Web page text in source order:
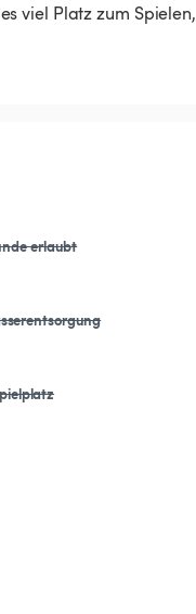
viel Platz zum Spielen,
erlaubt